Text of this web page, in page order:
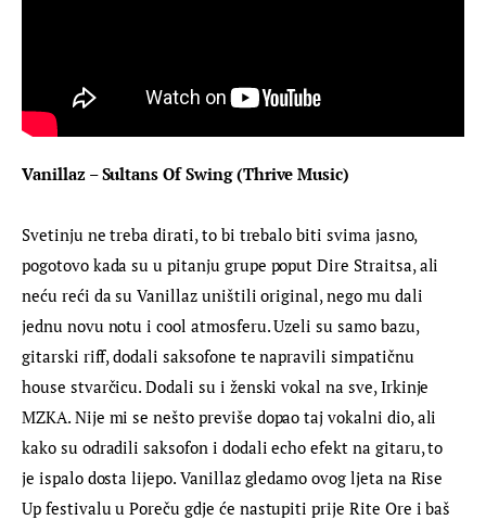
Vanillaz – Sultans Of Swing (Thrive Music)
Svetinju ne treba dirati, to bi trebalo biti svima jasno,
pogotovo kada su u pitanju grupe poput Dire Straitsa, ali
neću reći da su Vanillaz uništili original, nego mu dali
jednu novu notu i cool atmosferu. Uzeli su samo bazu,
gitarski riff, dodali saksofone te napravili simpatičnu
house stvarčicu. Dodali su i ženski vokal na sve, Irkinje
MZKA. Nije mi se nešto previše dopao taj vokalni dio, ali
kako su odradili saksofon i dodali echo efekt na gitaru, to
je ispalo dosta lijepo. Vanillaz gledamo ovog ljeta na Rise
Up festivalu u Poreču gdje će nastupiti prije Rite Ore i baš